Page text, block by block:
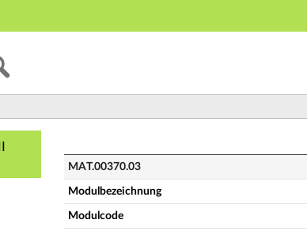
MAT.00370.03
Modulbezeichnung
Modulcode